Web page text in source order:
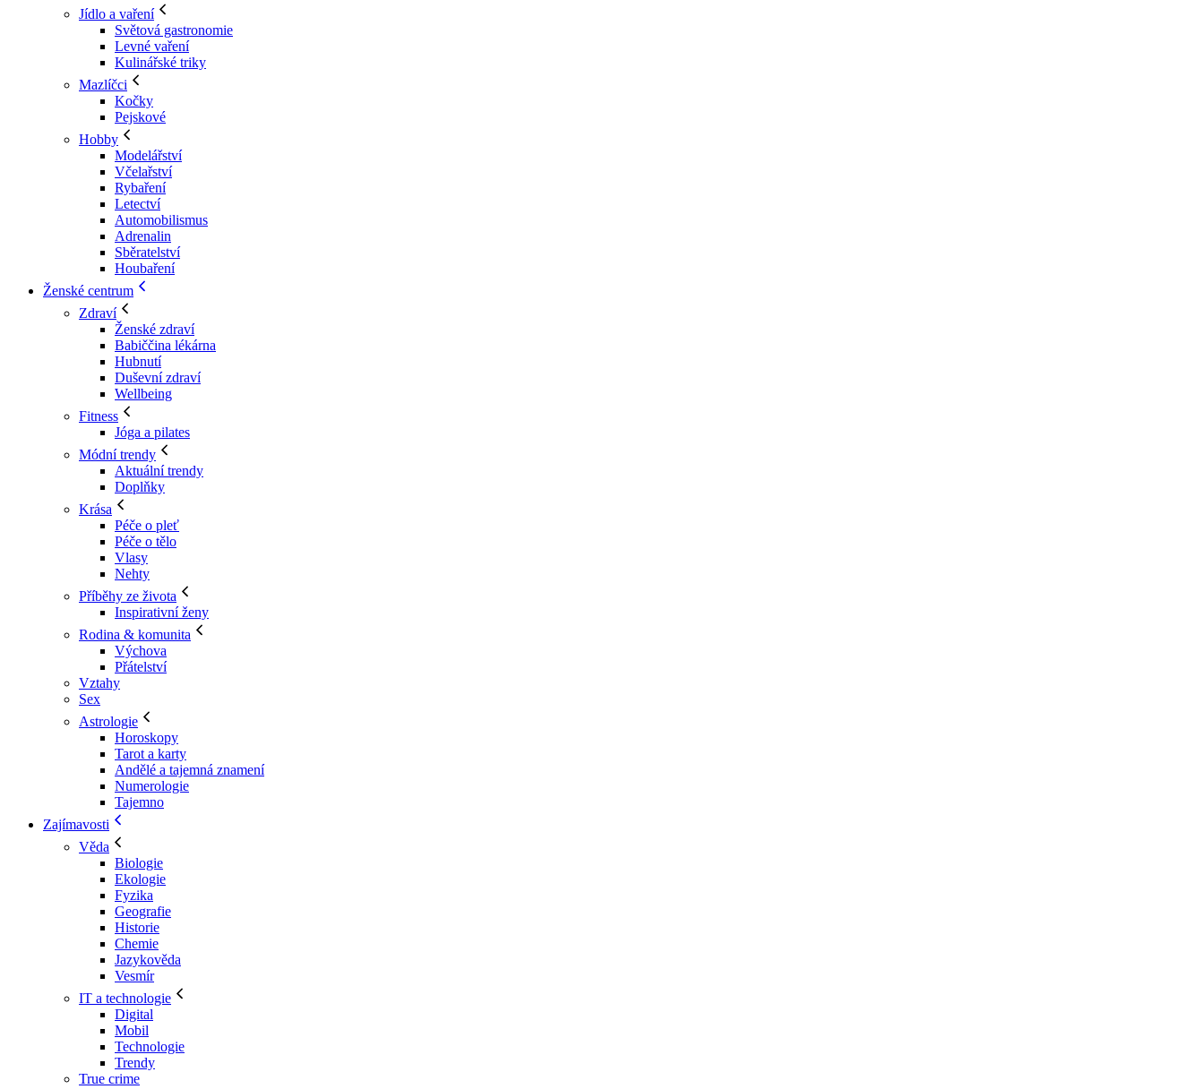
Jídlo a vaření
Světová gastronomie
Levné vaření
Kulinářské triky
Mazlíčci
Kočky
Pejskové
Hobby
Modelářství
Včelařství
Rybaření
Letectví
Automobilismus
Adrenalin
Sběratelství
Houbaření
Ženské centrum
Zdraví
Ženské zdraví
Babiččina lékárna
Hubnutí
Duševní zdraví
Wellbeing
Fitness
Jóga a pilates
Módní trendy
Aktuální trendy
Doplňky
Krása
Péče o pleť
Péče o tělo
Vlasy
Nehty
Příběhy ze života
Inspirativní ženy
Rodina & komunita
Výchova
Přátelství
Vztahy
Sex
Astrologie
Horoskopy
Tarot a karty
Andělé a tajemná znamení
Numerologie
Tajemno
Zajímavosti
Věda
Biologie
Ekologie
Fyzika
Geografie
Historie
Chemie
Jazykověda
Vesmír
IT a technologie
Digital
Mobil
Technologie
Trendy
True crime